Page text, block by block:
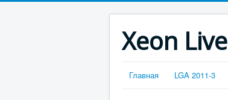
Xeon Live
Главная LGA 2011-3